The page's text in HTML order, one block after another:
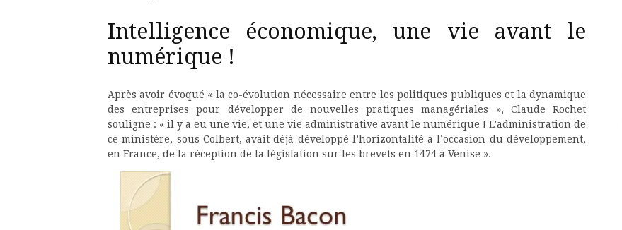
Intelligence économique, une vie avant le
numérique !
Après avoir évoqué « la co-évolution nécessaire entre les politiques publiques et la dynamique
des entreprises pour développer de nouvelles pratiques managériales », Claude Rochet
souligne : « il y a eu une vie, et une vie administrative avant le numérique ! L’administration de
ce ministère, sous Colbert, avait déjà développé l’horizontalité à l’occasion du développement,
en France, de la réception de la législation sur les brevets en 1474 à Venise ».